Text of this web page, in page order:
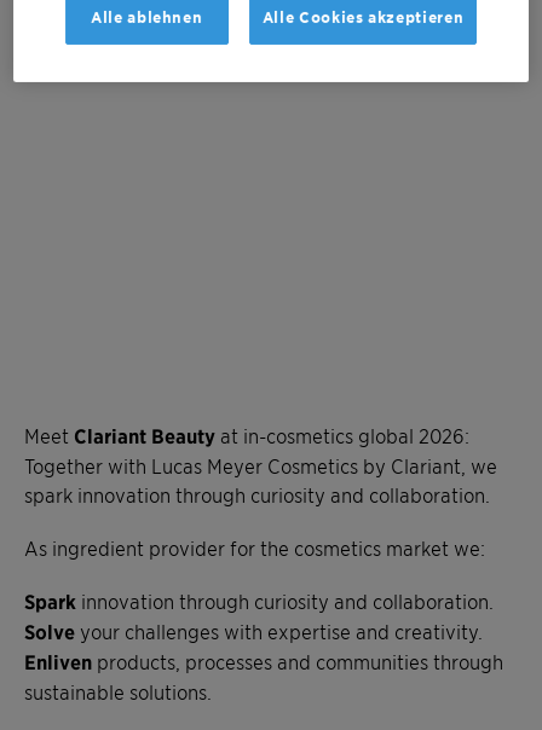
Meet Clariant Beauty at in-cosmetics global 2026:
Together with Lucas Meyer Cosmetics by Clariant, we
spark innovation through curiosity and collaboration.
As ingredient provider for the cosmetics market we:
Spark innovation through curiosity and collaboration.
Solve your challenges with expertise and creativity.
Enliven products, processes and communities through
sustainable solutions.
Alle ablehnen Alle Cookies akzeptieren